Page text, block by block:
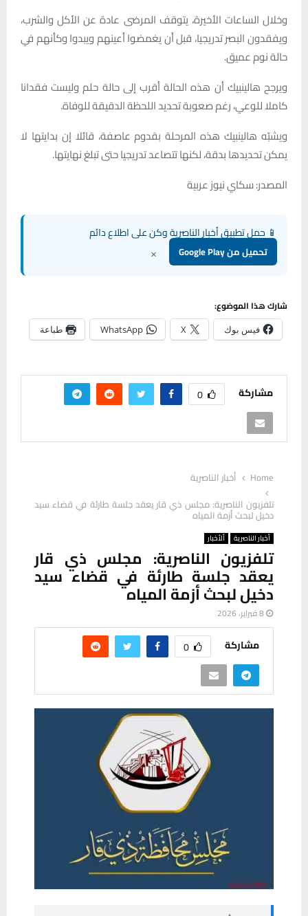
وخلال الساعات الأخيرة، يتوقف المرضى عادة عن الأكل والشرب،
ويفقدون البصر تدريجيا، قبل أن يغمضوا أعينهم ويبدوا وكأنهم في
حالة نوم عميق.
ويرجح هالينبيك أن هذه الحالة أقرب إلى حالة حلم وليست فقدانا
كاملا للوعي، رغم صعوبة تحديد اللحظة الدقيقة للوفاة.
ويشبّه هالينبيك هذه المرحلة بقدوم عاصفة، قائلا إن بدايتها لا
يمكن تحديدها بدقة، لكنها تتصاعد تدريجيا حتى تبلغ نهايتها.
المصدر: سكاي نيوز عربية
📱 حمل تطبيق أخبار الناصرية وكن على اطلاع دائم
تحميل من Google Play ×
شارك هذا الموضوع:
فيس بوك X
WhatsApp طباعة
مشاركة 0
Home
أخبار الناصرية
تلفزيون الناصرية: مجلس ذي قار يعقد جلسة طارئة في قضاء سيد
دخيل لبحث أزمة المياه
أخبار الناصرية ألأخبار
تلفزيون الناصرية: مجلس ذي قار
يعقد جلسة طارئة في قضاء سيد
دخيل لبحث أزمة المياه
8 فبراير، 2026
مشاركة 0